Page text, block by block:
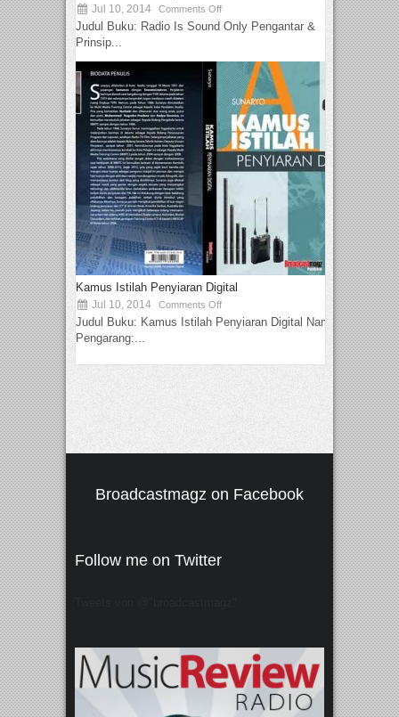
Jul 10, 2014 Comments Off
Judul Buku: Radio Is Sound Only Pengantar &
Prinsip...
Kamus Istilah Penyiaran Digital
Jul 10, 2014 Comments Off
Judul Buku: Kamus Istilah Penyiaran Digital Nama
Pengarang:...
Broadcastmagz on Facebook
Follow me on Twitter